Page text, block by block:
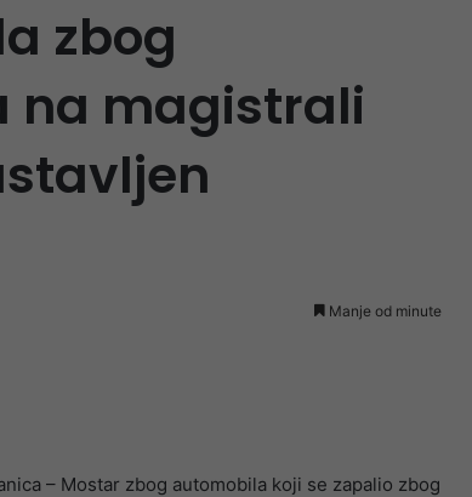
zbog
na magistrali
Manje od minute
– Mostar zbog automobila koji se zapalio zbog